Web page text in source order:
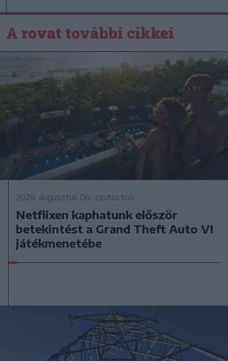
A rovat további cikkei
2026. augusztus 06., csütörtök
Netflixen kaphatunk először
betekintést a Grand Theft Auto VI
játékmenetébe